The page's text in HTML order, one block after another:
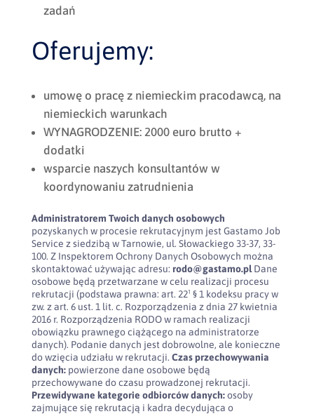
zadań
Oferujemy:
umowę o pracę z niemieckim pracodawcą, na
niemieckich warunkach
WYNAGRODZENIE: 2000 euro brutto +
dodatki
wsparcie naszych konsultantów w
koordynowaniu zatrudnienia
Administratorem Twoich danych osobowych
pozyskanych w procesie rekrutacyjnym jest Gastamo Job
Service z siedzibą w Tarnowie, ul. Słowackiego 33-37, 33-
100. Z Inspektorem Ochrony Danych Osobowych można
skontaktować używając adresu: rodo@gastamo.plDane
osobowe będą przetwarzane w celu realizacji procesu
rekrutacji (podstawa prawna: art. 22¹ § 1 kodeksu pracy w
zw. z art. 6 ust. 1 lit. c. Rozporządzenia z dnia 27 kwietnia
2016 r. Rozporządzenia RODO w ramach realizacji
obowiązku prawnego ciążącego na administratorze
danych). Podanie danych jest dobrowolne, ale konieczne
do wzięcia udziału w rekrutacji. Czas przechowywania
danych:powierzone dane osobowe będą
przechowywane do czasu prowadzonej rekrutacji.
Przewidywane kategorie odbiorców danych:osoby
zajmujące się rekrutacją i kadra decydująca o